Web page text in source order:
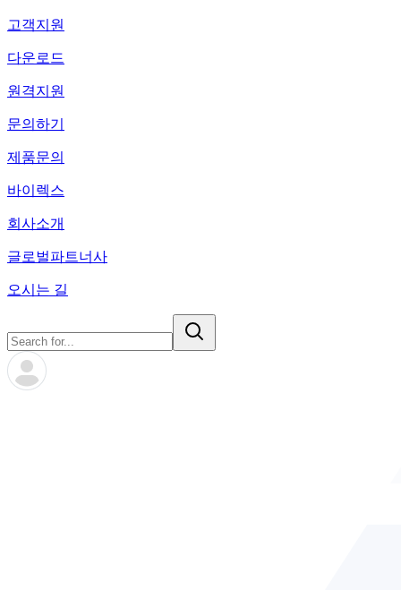
고객지원
다운로드
원격지원
문의하기
제품문의
바이렉스
회사소개
글로벌파트너사
오시는 길